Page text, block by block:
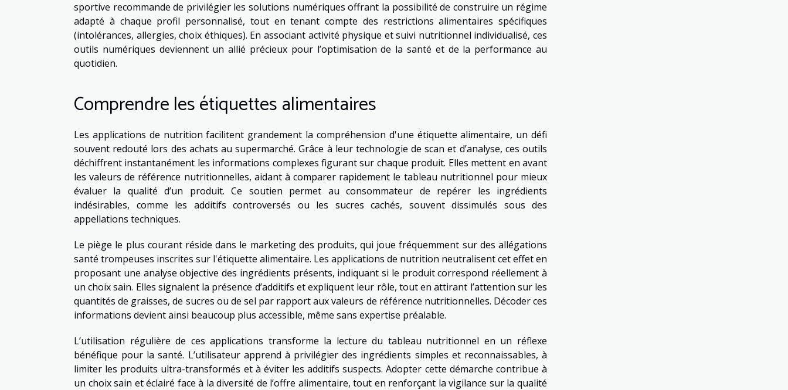
sportive recommande de privilégier les solutions numériques offrant la possibilité de construire un régime
adapté à chaque profil personnalisé, tout en tenant compte des restrictions alimentaires spécifiques
(intolérances, allergies, choix éthiques). En associant activité physique et suivi nutritionnel individualisé, ces
outils numériques deviennent un allié précieux pour l’optimisation de la santé et de la performance au
quotidien.
Comprendre les étiquettes alimentaires
Les applications de nutrition facilitent grandement la compréhension d'une étiquette alimentaire, un défi
souvent redouté lors des achats au supermarché. Grâce à leur technologie de scan et d’analyse, ces outils
déchiffrent instantanément les informations complexes figurant sur chaque produit. Elles mettent en avant
les valeurs de référence nutritionnelles, aidant à comparer rapidement le tableau nutritionnel pour mieux
évaluer la qualité d’un produit. Ce soutien permet au consommateur de repérer les ingrédients
indésirables, comme les additifs controversés ou les sucres cachés, souvent dissimulés sous des
appellations techniques.
Le piège le plus courant réside dans le marketing des produits, qui joue fréquemment sur des allégations
santé trompeuses inscrites sur l'étiquette alimentaire. Les applications de nutrition neutralisent cet effet en
proposant une analyse objective des ingrédients présents, indiquant si le produit correspond réellement à
un choix sain. Elles signalent la présence d’additifs et expliquent leur rôle, tout en attirant l’attention sur les
quantités de graisses, de sucres ou de sel par rapport aux valeurs de référence nutritionnelles. Décoder ces
informations devient ainsi beaucoup plus accessible, même sans expertise préalable.
L’utilisation régulière de ces applications transforme la lecture du tableau nutritionnel en un réflexe
bénéfique pour la santé. L’utilisateur apprend à privilégier des ingrédients simples et reconnaissables, à
limiter les produits ultra-transformés et à éviter les additifs suspects. Adopter cette démarche contribue à
un choix sain et éclairé face à la diversité de l’offre alimentaire, tout en renforçant la vigilance sur la qualité